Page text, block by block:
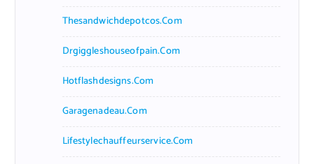
Thesandwichdepotcos.com
Drgiggleshouseofpain.com
Hotflashdesigns.com
Garagenadeau.com
Lifestylechauffeurservice.com